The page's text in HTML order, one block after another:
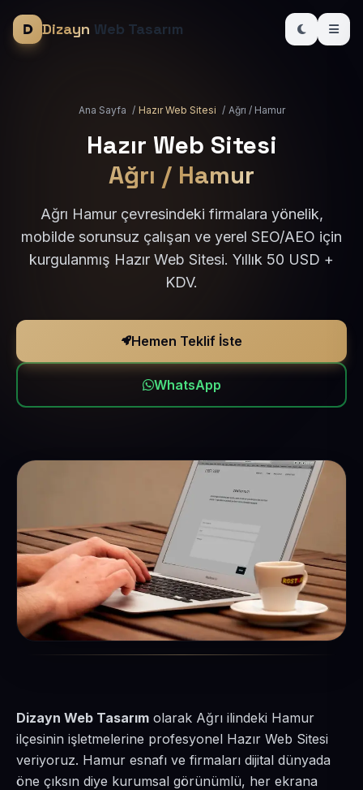
Dizayn Web Tasarım
Ana Sayfa / Hazır Web Sitesi / Ağrı / Hamur
Hazır Web Sitesi
Ağrı / Hamur
Ağrı Hamur çevresindeki firmalara yönelik,
mobilde sorunsuz çalışan ve yerel SEO/AEO için
kurgulanmış Hazır Web Sitesi. Yıllık 50 USD +
KDV.
Hemen Teklif İste
WhatsApp
Dizayn Web Tasarım olarak Ağrı ilindeki Hamur
ilçesinin işletmelerine profesyonel Hazır Web Sitesi
veriyoruz. Hamur esnafı ve firmaları dijital dünyada
öne çıksın diye kurumsal görünümlü, her ekrana